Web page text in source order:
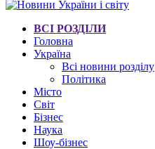
ВСІ РОЗДІЛИ
Головна
Україна
Всі новини розділу
Політика
Місто
Світ
Бізнес
Наука
Шоу-бізнес